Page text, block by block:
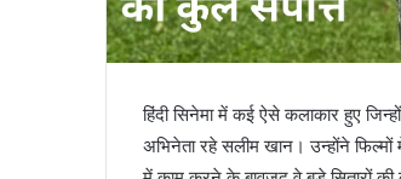
हिंदी सिनेमा में कई ऐसे कलाकार हुए
अभिनेता रहे सलीम खान। उन्होंने